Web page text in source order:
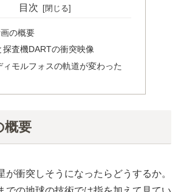
目次
の概要
探査機DARTの衝突映像
ィモルフォスの軌道が変わった
概要
が衝突しそうになったらどうするか。